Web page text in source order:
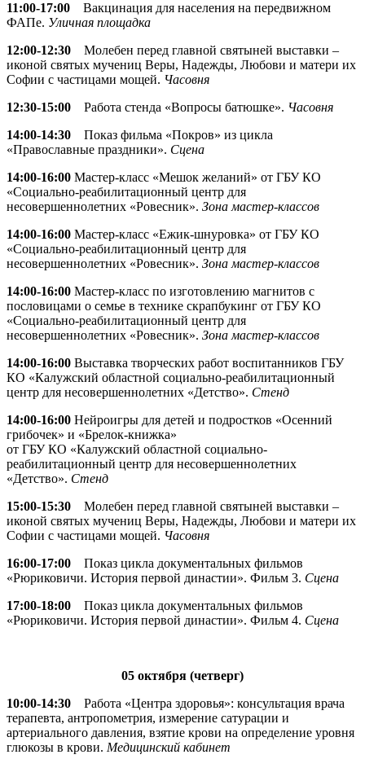
11:00-17:00 Вакцинация для населения на передвижном
ФАПе. Уличная площадка
12:00-12:30 Молебен перед главной святыней выставки –
иконой святых мучениц Веры, Надежды, Любови и матери их
Софии с частицами мощей. Часовня
12:30-15:00 Работа стенда «Вопросы батюшке». Часовня
14:00-14:30 Показ фильма «Покров» из цикла
«Православные праздники». Сцена
14:00-16:00 Мастер-класс «Мешок желаний» от ГБУ КО
«Социально-реабилитационный центр для
несовершеннолетних «Ровесник». Зона мастер-классов
14:00-16:00 Мастер-класс «Ежик-шнуровка» от ГБУ КО
«Социально-реабилитационный центр для
несовершеннолетних «Ровесник». Зона мастер-классов
14:00-16:00 Мастер-класс по изготовлению магнитов с
пословицами о семье в технике скрапбукинг от ГБУ КО
«Социально-реабилитационный центр для
несовершеннолетних «Ровесник». Зона мастер-классов
14:00-16:00 Выставка творческих работ воспитанников ГБУ
КО «Калужский областной социально-реабилитационный
центр для несовершеннолетних «Детство». Стенд
14:00-16:00 Нейроигры для детей и подростков «Осенний
грибочек» и «Брелок-книжка»
от ГБУ КО «Калужский областной социально-
реабилитационный центр для несовершеннолетних
«Детство». Стенд
15:00-15:30 Молебен перед главной святыней выставки –
иконой святых мучениц Веры, Надежды, Любови и матери их
Софии с частицами мощей. Часовня
16:00-17:00 Показ цикла документальных фильмов
«Рюриковичи. История первой династии». Фильм 3. Сцена
17:00-18:00 Показ цикла документальных фильмов
«Рюриковичи. История первой династии». Фильм 4. Сцена
05 октября (четверг)
10:00-14:30 Работа «Центра здоровья»: консультация врача
терапевта, антропометрия, измерение сатурации и
артериального давления, взятие крови на определение уровня
глюкозы в крови. Медицинский кабинет